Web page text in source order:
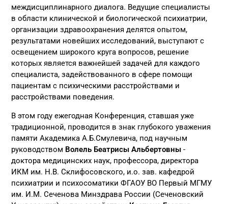
междисциплинарного диалога. Ведущие специалисты
в области клинической и биологической психиатрии,
организации здравоохранения делятся опытом,
результатами новейших исследований, выступают с
освещением широкого круга вопросов, решение
которых является важнейшей задачей для каждого
специалиста, задействованного в сфере помощи
пациентам с психическими расстройствами и
расстройствами поведения.
В этом году ежегодная Конференция, ставшая уже
традиционной, проводится в знак глубокого уважения
памяти Академика А.Б.Смулевича, под научным
руководством Волель Беатрисы Альбертовны -
доктора медицинских наук, профессора, директора
ИКМ им. Н.В. Склифосовского, и.о. зав. кафедрой
психиатрии и психосоматики ФГАОУ ВО Первый МГМУ
им. И.М. Сеченова Минздрава России (Сеченовский